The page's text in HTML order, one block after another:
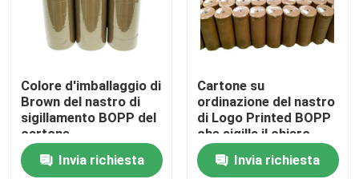
Controllo di qualità
Notizie
Casi
Colore d'imballaggio di
Brown del nastro di
sigillamento BOPP del
cartone
Invia richiesta
Cartone su
ordinazione del nastro
di Logo Printed BOPP
che sigilla il chiaro
nastro Rolls enorme di
BOPP Invia richiesta